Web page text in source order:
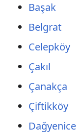
Başak
Belgrat
Celepköy
Çakıl
Çanakça
Çiftikköy
Dağyenice